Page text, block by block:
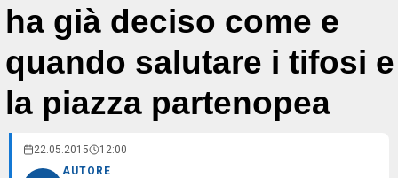
ha già deciso come e
quando salutare i tifosi e
la piazza partenopea
22.05.2015 12:00
AUTORE